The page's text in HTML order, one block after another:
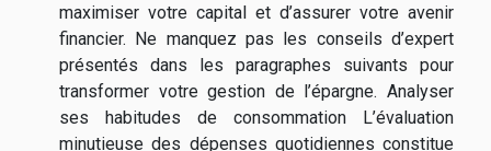
maximiser votre capital et d’assurer votre avenir
financier. Ne manquez pas les conseils d’expert
présentés dans les paragraphes suivants pour
transformer votre gestion de l’épargne. Analyser
ses habitudes de consommation L’évaluation
minutieuse des dépenses quotidiennes constitue